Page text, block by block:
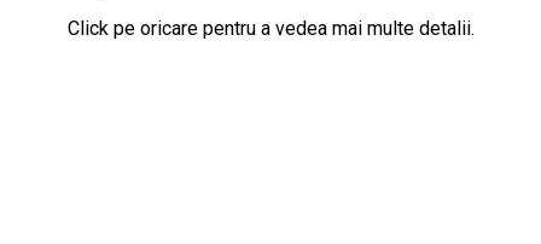
Click pe oricare pentru a vedea mai multe detalii.